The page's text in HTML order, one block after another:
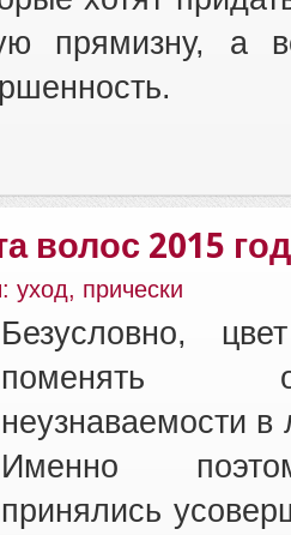
прямизну, а
волос 2015
уход, прически
Безусловно,
поменять
неузнаваемости
Именно
принялись